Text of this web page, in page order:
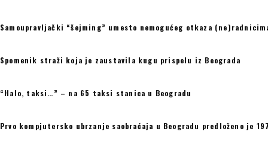
Samoupravljački “šejming” umesto nemogućeg otkaza
Spomenik straži koja je zaustavila kugu prispelu iz Beograda
“Halo, taksi…” – na 65 taksi stanica u Beogradu
Prvo kompjutersko ubrzanje saobraćaja u Beogradu predloženo je